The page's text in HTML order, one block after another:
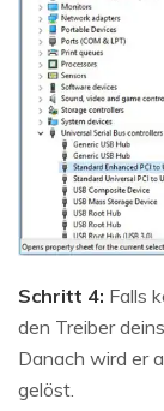
Schritt 4: Falls
den Treiber
Danach wird er
gelöst.